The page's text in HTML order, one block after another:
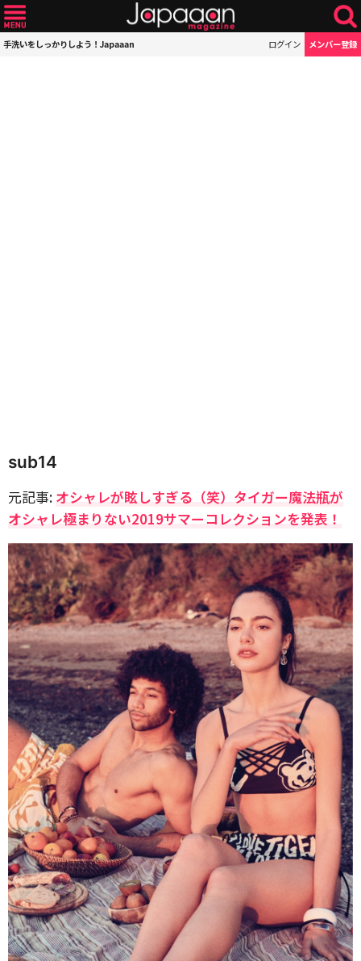
手洗いをしっかりしよう！Japaaan ログイン メンバー登録
sub14
元記事: オシャレが眩しすぎる（笑）タイガー魔法瓶が
オシャレ極まりない2019サマーコレクションを発表！